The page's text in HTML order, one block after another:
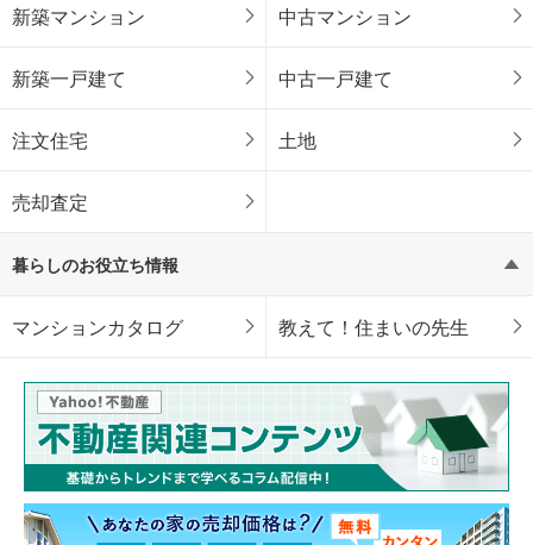
新築マンション 中古マンション
新築一戸建て 中古一戸建て
注文住宅 土地
売却査定
暮らしのお役立ち情報
マンションカタログ 教えて！住まいの先生